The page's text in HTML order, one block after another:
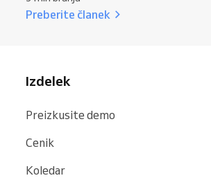
Preberite članek
Izdelek
Preizkusite demo
Cenik
Koledar